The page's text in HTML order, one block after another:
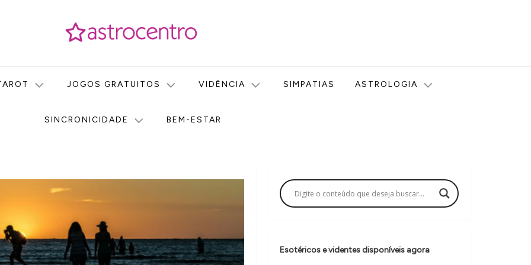
JOGOS GRATUITOS VIDÊNCIA SIMPATIAS ASTROLOGIA
SINCRONICIDADE BEM-ESTAR
Esotéricos e videntes disponíveis agora